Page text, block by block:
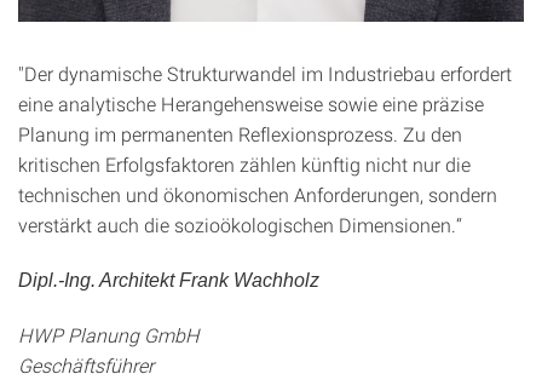
"Der dynamische Strukturwandel im Industriebau erfordert
eine analytische Herangehensweise sowie eine präzise
Planung im permanenten Reflexionsprozess. Zu den
kritischen Erfolgsfaktoren zählen künftig nicht nur die
technischen und ökonomischen Anforderungen, sondern
verstärkt auch die sozioökologischen Dimensionen.“
Dipl.-Ing. Architekt Frank Wachholz
HWP Planung GmbH
Geschäftsführer